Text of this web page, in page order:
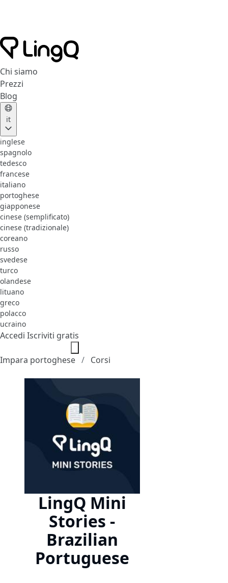
Chi siamo
Prezzi
Blog
it
inglese
spagnolo
tedesco
francese
italiano
portoghese
giapponese
cinese (semplificato)
cinese (tradizionale)
coreano
russo
svedese
turco
olandese
lituano
greco
polacco
ucraino
Accedi Iscriviti gratis
Impara portoghese Corsi
LingQ Mini
Stories -
Brazilian
Portuguese